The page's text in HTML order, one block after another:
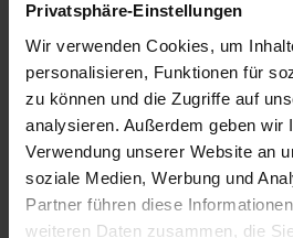
Privatsphäre-Einstellungen
Wir verwenden Cookies, um
personalisieren, Funktionen für
zu können und die Zugriffe auf
analysieren. Außerdem geben wir
Verwendung unserer Website an
soziale Medien, Werbung und
Partner führen diese
weiteren Daten zusammen, die
Herr Tobias Kaiser ist einfach
sehr kompetent!!!! Der
Empfehlenswert.
Sebastian Foik